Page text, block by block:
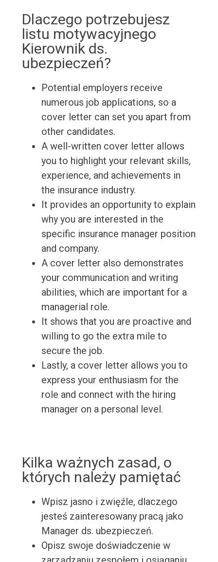
Dlaczego potrzebujesz
listu motywacyjnego
Kierownik ds.
ubezpieczeń?
Potential employers receive
numerous job applications, so a
cover letter can set you apart from
other candidates.
A well-written cover letter allows
you to highlight your relevant skills,
experience, and achievements in
the insurance industry.
It provides an opportunity to explain
why you are interested in the
specific insurance manager position
and company.
A cover letter also demonstrates
your communication and writing
abilities, which are important for a
managerial role.
It shows that you are proactive and
willing to go the extra mile to
secure the job.
Lastly, a cover letter allows you to
express your enthusiasm for the
role and connect with the hiring
manager on a personal level.
Kilka ważnych zasad, o
których należy pamiętać
Wpisz jasno i zwięźle, dlaczego
jesteś zainteresowany pracą jako
Manager ds. ubezpieczeń.
Opisz swoje doświadczenie w